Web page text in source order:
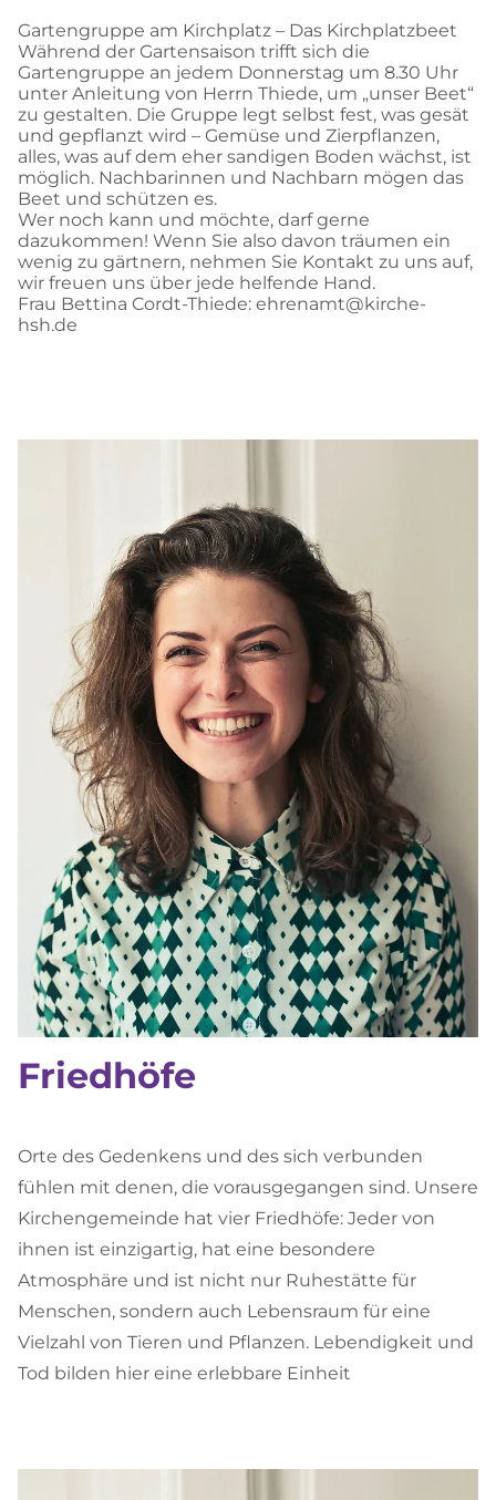
Gartengruppe am Kirchplatz – Das Kirchplatzbeet
Während der Gartensaison trifft sich die
Gartengruppe an jedem Donnerstag um 8.30 Uhr
unter Anleitung von Herrn Thiede, um „unser Beet“
zu gestalten. Die Gruppe legt selbst fest, was gesät
und gepflanzt wird – Gemüse und Zierpflanzen,
alles, was auf dem eher sandigen Boden wächst, ist
möglich. Nachbarinnen und Nachbarn mögen das
Beet und schützen es.
Wer noch kann und möchte, darf gerne
dazukommen! Wenn Sie also davon träumen ein
wenig zu gärtnern, nehmen Sie Kontakt zu uns auf,
wir freuen uns über jede helfende Hand.
Frau Bettina Cordt-Thiede: ehrenamt@kirche-
hsh.de
Friedhöfe
Orte des Gedenkens und des sich verbunden
fühlen mit denen, die vorausgegangen sind. Unsere
Kirchengemeinde hat vier Friedhöfe: Jeder von
ihnen ist einzigartig, hat eine besondere
Atmosphäre und ist nicht nur Ruhestätte für
Menschen, sondern auch Lebensraum für eine
Vielzahl von Tieren und Pflanzen. Lebendigkeit und
Tod bilden hier eine erlebbare Einheit